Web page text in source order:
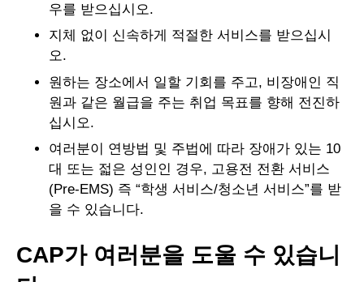
우를 받으십시오.
지체 없이 신속하게 적절한 서비스를 받으십시
오.
원하는 장소에서 일할 기회를 주고, 비장애인 직
원과 같은 월급을 주는 취업 목표를 향해 전진하
십시오.
여러분이 연방법 및 주법에 따라 장애가 있는 10
대 또는 젋은 성인인 경우, 고용전 전환 서비스
(Pre-EMS) 즉 “학생 서비스/청소년 서비스”를 받
을 수 있습니다.
CAP가 여러분을 도울 수 있습니